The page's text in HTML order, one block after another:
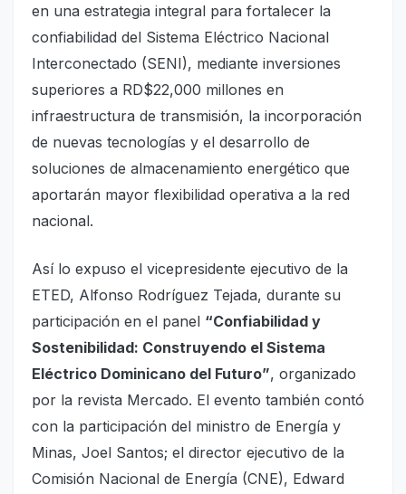
en una estrategia integral para fortalecer la
confiabilidad del Sistema Eléctrico Nacional
Interconectado (SENI), mediante inversiones
superiores a RD$22,000 millones en
infraestructura de transmisión, la incorporación
de nuevas tecnologías y el desarrollo de
soluciones de almacenamiento energético que
aportarán mayor flexibilidad operativa a la red
nacional.
Así lo expuso el vicepresidente ejecutivo de la
ETED, Alfonso Rodríguez Tejada, durante su
participación en el panel “Confiabilidad y
Sostenibilidad: Construyendo el Sistema
Eléctrico Dominicano del Futuro”, organizado
por la revista Mercado. El evento también contó
con la participación del ministro de Energía y
Minas, Joel Santos; el director ejecutivo de la
Comisión Nacional de Energía (CNE), Edward